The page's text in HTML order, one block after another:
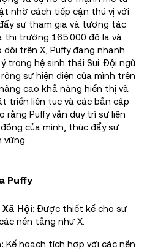
nhờ cách tiếp cận thú vị với
sự tham gia và tương tác
thị trường 165.000 đô la và
trên X, Puffy đang nhanh
trong hệ sinh thái Sui. Đội ngũ
sự hiện diện của mình trên
cao khả năng hiển thị và
triển liên tục và các bản cập
Puffy vẫn duy trì sự liên
của mình, thúc đẩy sự
Puffy
Hội: Được thiết kế cho sự
nền tảng như X.
Kế hoạch tích hợp với các nền